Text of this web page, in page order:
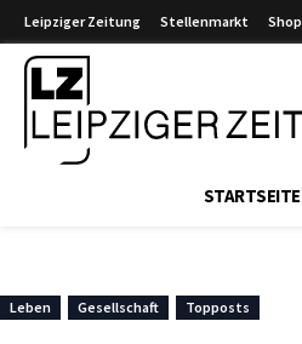
Leipziger Zeitung Stellenmarkt Shop
STARTSEITE
Leben Gesellschaft Topposts